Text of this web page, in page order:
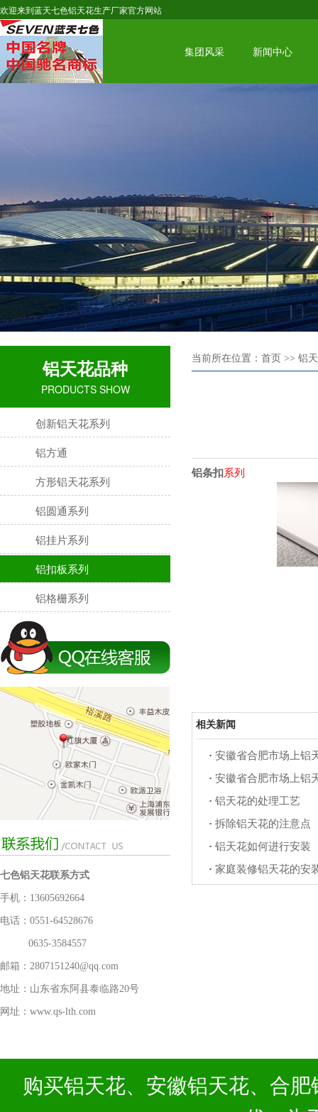
欢迎来到蓝天七色铝天花生产厂家官方网站
集团风采 新闻中心
铝天花品种
PRODUCTS SHOW
创新铝天花系列
铝方通
方形铝天花系列
铝圆通系列
铝挂片系列
铝扣板系列
铝格栅系列
七色铝天花联系方式
手机：13605692664
电话：0551-64528676
0635-3584557
邮箱：2807151240@qq.com
地址：山东省东阿县泰临路20号
网址：www.qs-lth.com
当前所在位置：首页 >> 铝
铝条扣系列
相关新闻
· 安徽省合肥市场上铝
· 安徽省合肥市场上铝
· 铝天花的处理工艺
· 拆除铝天花的注意点
· 铝天花如何进行安装
· 家庭装修铝天花的安
购买铝天花、 安徽铝天花、 合肥